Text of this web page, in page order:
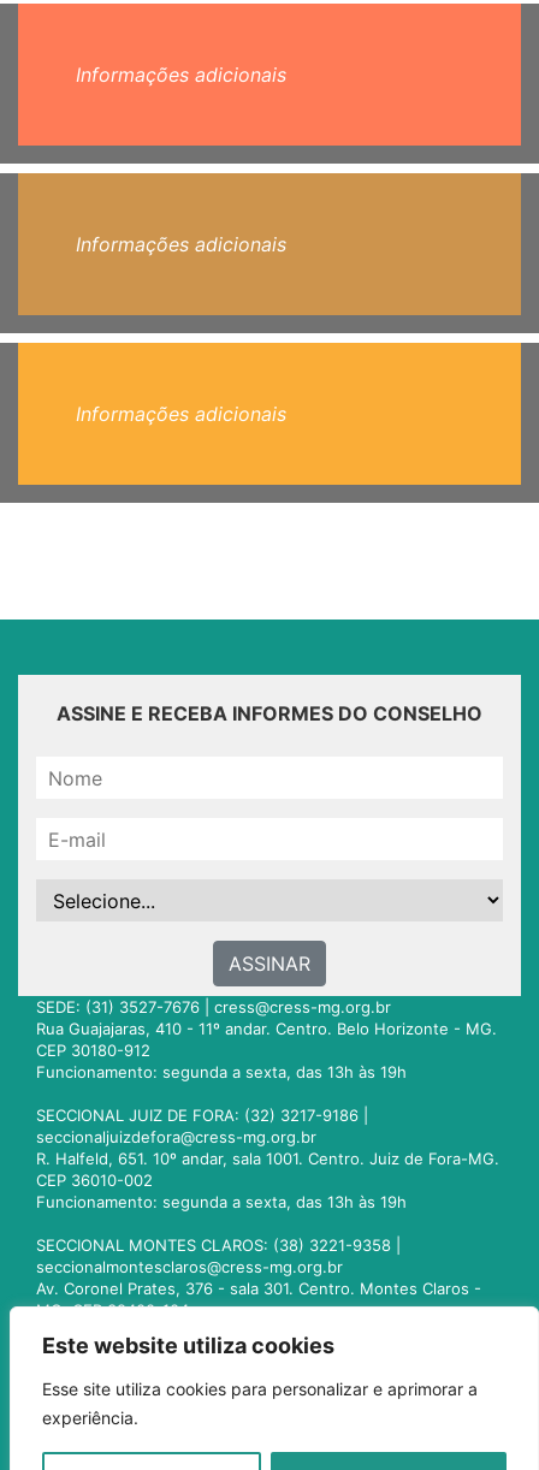
Este website utiliza cookies
Esse site utiliza cookies para personalizar e aprimorar a
experiência.
Informações adicionais
Informações adicionais
Informações adicionais
ASSINE E RECEBA INFORMES DO CONSELHO
ASSINAR
SEDE: (31) 3527-7676 | cress@cress-mg.org.br
Rua Guajajaras, 410 - 11º andar. Centro. Belo Horizonte - MG.
CEP 30180-912
Funcionamento: segunda a sexta, das 13h às 19h
SECCIONAL JUIZ DE FORA: (32) 3217-9186 |
seccionaljuizdefora@cress-mg.org.br
R. Halfeld, 651. 10º andar, sala 1001. Centro. Juiz de Fora-MG.
CEP 36010-002
Funcionamento: segunda a sexta, das 13h às 19h
SECCIONAL MONTES CLAROS: (38) 3221-9358 |
seccionalmontesclaros@cress-mg.org.br
Av. Coronel Prates, 376 - sala 301. Centro. Montes Claros -
MG. CEP 39400-104
seccionaluberlandia@cress-mg.org.br
Av. Afonso Pena, 547 - sala 101. Uberlândia - MG. CEP